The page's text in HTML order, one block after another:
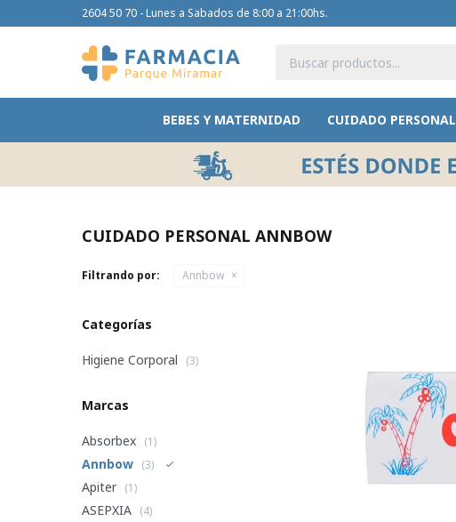
BEBES Y MATERNIDAD CUIDADO PERSONAL
2604 50 70 - Lunes a Sabados de 8:00 a 21:00hs.
CUIDADO PERSONAL ANNBOW
Filtrando por: Annbow
Categorías
Higiene Corporal (3)
Marcas
Absorbex (1)
Annbow (3)
Apiter (1)
ASEPXIA (4)